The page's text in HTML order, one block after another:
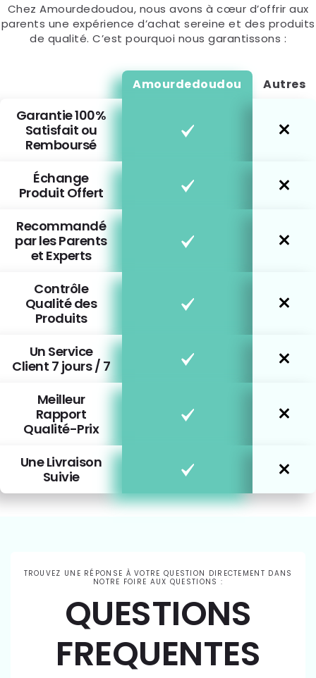
Chez Amourdedoudou, nous avons à cœur d’offrir aux
parents une expérience d’achat sereine et des produits
de qualité. C’est pourquoi nous garantissons :
Amourdedoudou Autres
Garantie 100%
Satisfait ou
Remboursé
Échange
Produit Offert
Recommandé
par les Parents
et Experts
Contrôle
Qualité des
Produits
Un Service
Client 7 jours / 7
Meilleur
Rapport
Qualité-Prix
Une Livraison
Suivie
TROUVEZ UNE RÉPONSE À VOTRE QUESTION DIRECTEMENT DANS
NOTRE FOIRE AUX QUESTIONS :
QUESTIONS
FREQUENTES